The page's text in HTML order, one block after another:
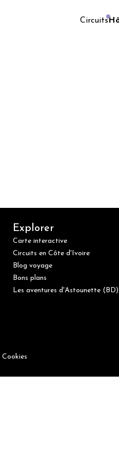
Circuits
Explorer
Carte interactive
Circuits en Côte d'Ivoire
Blog voyage
Bons plans
Les aventures d'Astounette (BD)
Cookies